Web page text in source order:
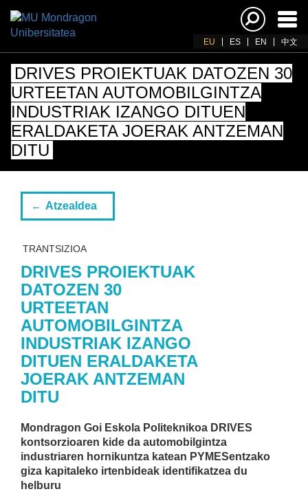
EU ES EN 中文
DRIVES PROIEKTUAK DATOZEN 30
URTEETAN AUTOMOBILGINTZA
INDUSTRIAK IZANGO DITUEN
ERALDAKETA JOERAK ANTZEMAN
DITU
Atzealdea
TRANTSIZIOA
DRIVES PROIEKTUAK
DATOZEN 30
URTEETAN
AUTOMOBILGINTZA
INDUSTRIAK IZANGO
DITUEN ERALDAKETA
JOERAK ANTZEMAN
DITU
Mondragon Goi Eskola Politeknikoa DRIVES
kontsorzioaren kide da automobilgintza
industriaren hornikuntza katean PYMESentzako
giza kapitaleko irtenbideak identifikatzea du
helburu